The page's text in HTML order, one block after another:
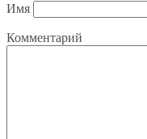
Имя
Комментарий